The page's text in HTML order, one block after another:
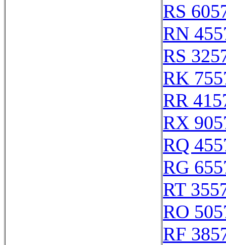
RS
RN
RS
RK
RR
RX
RQ
RG
RT
RO
RF